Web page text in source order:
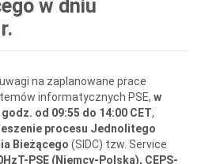
w dniu
na zaplanowane prace
informatycznych PSE, w
od 09:55 do 14:00 CET,
procesu Jednolitego
Bieżącego (SIDC) tzw. Service
PSE (Niemcy-Polska), CEPS-